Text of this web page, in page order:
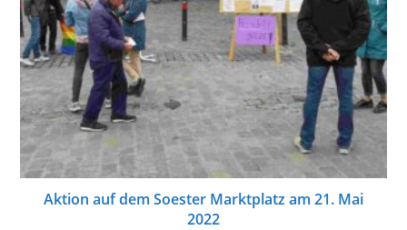
Aktion auf dem Soester Marktplatz am 21. Mai
2022